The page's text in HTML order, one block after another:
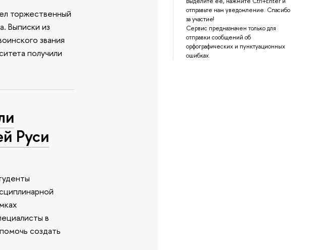
отправьте нам уведомление. Спасибо
за участие!
Сервис предназначен только для
отправки сообщений об
орфографических и пунктуационных
ошибках.
торжественный
Выписки из
звания
получили
Руси
в
создать